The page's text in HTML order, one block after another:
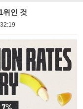
위인 것